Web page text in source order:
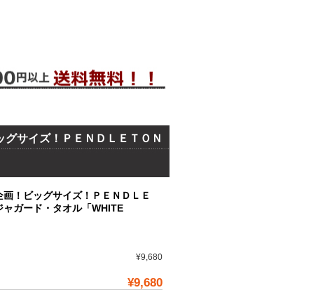
サイズ！ＰＥＮＤＬＥＴＯＮ
！ビッグサイズ！ＰＥＮＤＬＥ
ガード・タオル「WHITE
¥9,680
¥9,680